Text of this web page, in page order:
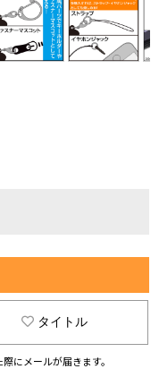
タイトル
にメールが届きます。